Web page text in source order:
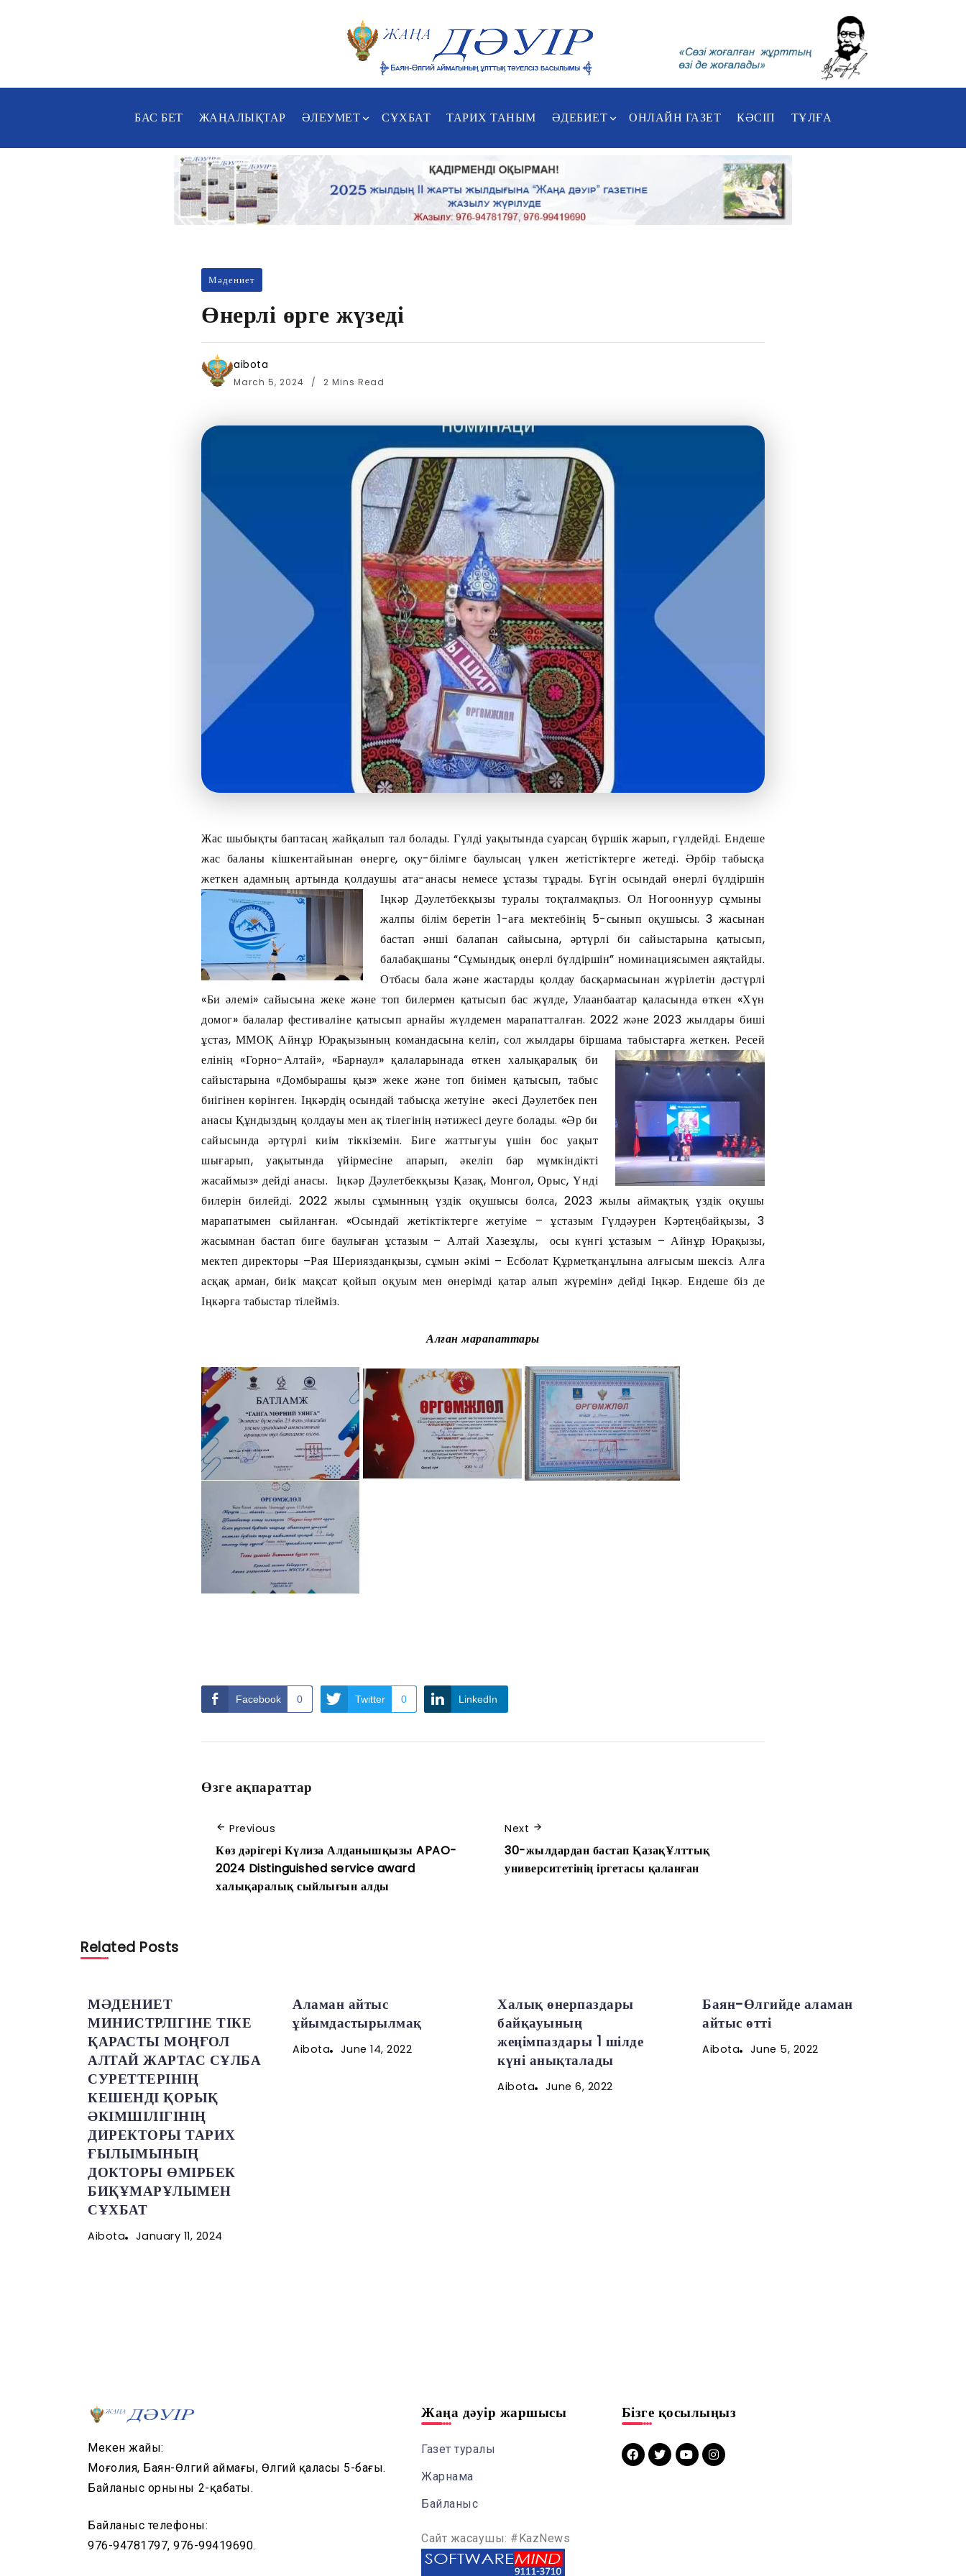
БАС БЕТ ЖАҢАЛЫҚТАР ӘЛЕУМЕТ СҰХБАТ ТАРИХ ТАНЫМ ӘДЕБИЕТ ОНЛАЙН ГАЗЕТ КӘСІП ТҰЛҒА
Мәдениет
Өнерлі өрге жүзеді
aibota
March 5, 2024 2 Mins Read
Жас шыбықты баптасаң жайқалып тал болады. Гүлді уақытында суарсаң бүршік жарып, гүлдейді. Ендеше
жас баланы кішкентайынан өнерге, оқу-білімге баулысаң үлкен жетістіктерге жетеді. Әрбір табысқа
жеткен адамның артында қолдаушы ата-анасы немесе ұстазы тұрады. Бүгін осындай өнерлі бүлдіршін
Іңкәр Дәулетбекқызы туралы тоқталмақпыз. Ол Ногооннуур сұмыны
жалпы білім беретін 1-аға мектебінің 5-сынып оқушысы. 3 жасынан
бастап әнші балапан сайысына, әртүрлі би сайыстарына қатысып,
балабақшаны “Сұмындық өнерлі бүлдіршін” номинациясымен аяқтайды.
Отбасы бала және жастарды қолдау басқармасынан жүрілетін дәстүрлі
«Би әлемі» сайысына жеке және топ билермен қатысып бас жүлде, Улаанбаатар қаласында өткен «Хүн
домог» балалар фестиваліне қатысып арнайы жүлдемен марапатталған. 2022 және 2023 жылдары биші
ұстаз, ММОҚ Айнұр Юрақызының командасына келіп, сол жылдары біршама табыстарға жеткен. Ресей
елінің «Горно-Алтай», «Барнаул» қалаларынада өткен халықаралық би
сайыстарына «Домбырашы қыз» жеке және топ биімен қатысып, табыс
биігінен көрінген. Іңкәрдің осындай табысқа жетуіне әкесі Дәулетбек пен
анасы Құндыздың қолдауы мен ақ тілегінің нәтижесі деуге болады. «Әр би
сайысында әртүрлі киім тіккіземін. Биге жаттығуы үшін бос уақыт
шығарып, уақытында үйірмесіне апарып, әкеліп бар мүмкіндікті
жасаймыз» дейді анасы. Іңкәр Дәулетбекқызы Қазақ, Монгол, Орыс, Үнді
билерін билейді. 2022 жылы сұмынның үздік оқушысы болса, 2023 жылы аймақтық үздік оқушы
марапатымен сыйланған. «Осындай жетіктіктерге жетуіме – ұстазым Гүлдәурен Кәртеңбайқызы, 3
жасымнан бастап биге баулыған ұстазым – Алтай Хазезұлы, осы күнгі ұстазым – Айнұр Юрақызы,
мектеп директоры –Рая Шериязданқызы, сұмын әкімі – Есболат Құрметқанұлына алғысым шексіз. Алға
асқақ арман, биік мақсат қойып оқуым мен өнерімді қатар алып жүремін» дейді Іңкәр. Ендеше біз де
Іңкәрға табыстар тілейміз.
Алған марапаттары
Facebook 0 Twitter 0 LinkedIn
Өзге ақпараттар
Previous
Көз дәрігері Күлиза Алданышқызы APAO-
2024 Distinguished service award
халықаралық сыйлығын алды
Next
30-жылдардан бастап ҚазақҰлттық
университетінің іргетасы қаланған
Related Posts
МӘДЕНИЕТ
МИНИСТРЛІГІНЕ ТІКЕ
ҚАРАСТЫ МОҢҒОЛ
АЛТАЙ ЖАРТАС СҰЛБА
СУРЕТТЕРІНІҢ
КЕШЕНДІ ҚОРЫҚ
ӘКІМШІЛІГІНІҢ
ДИРЕКТОРЫ ТАРИХ
ҒЫЛЫМЫНЫҢ
ДОКТОРЫ ӨМІРБЕК
БИҚҰМАРҰЛЫМЕН
СҰХБАТ
Aibota January 11, 2024
Аламан айтыс
ұйымдастырылмақ
Aibota June 14, 2022
Халық өнерпаздары
байқауының
жеңімпаздары 1 шілде
күні анықталады
Aibota June 6, 2022
Баян-Өлгийде аламан
айтыс өтті
Aibota June 5, 2022
Мекен жайы:
Моңғолия, Баян-Өлгий аймағы, Өлгий қаласы 5-бағы.
Байланыс орнының 2-қабаты.
Байланыс телефоны:
976-94781797, 976-99419690.
Жаңа дәуір жаршысы
Газет туралы
Жарнама
Байланыс
Сайт жасаушы: #KazNews
Бізге қосылыңыз